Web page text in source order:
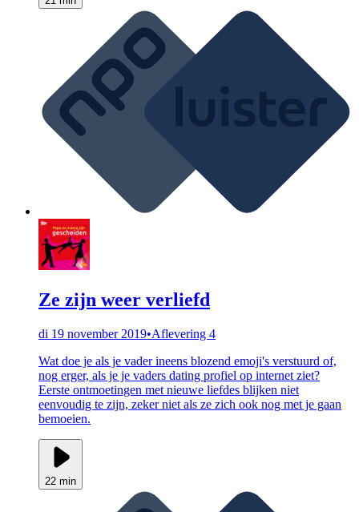
Ze zijn weer verliefd
di 19 november 2019•Aflevering 4
Wat doe je als je vader ineens blozend emoji's verstuurd of,
nog erger, als je je vaders dating profiel op internet ziet?
Eerste ontmoetingen met nieuwe liefdes blijken niet
eenvoudig te zijn, zeker niet als ze zich ook nog met je gaan
bemoeien.
22 min